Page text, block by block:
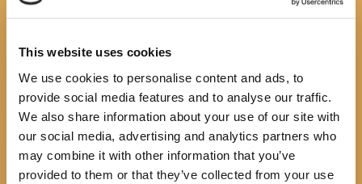
This website uses cookies
We use cookies to personalise content and ads, to
provide social media features and to analyse our traffic.
We also share information about your use of our site with
our social media, advertising and analytics partners who
may combine it with other information that you’ve
provided to them or that they’ve collected from your use
ćak.7
item ćak 8
No image description ...
Search